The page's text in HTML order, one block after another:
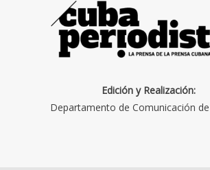
Edición y Realización:
Departamento de Comunicación de